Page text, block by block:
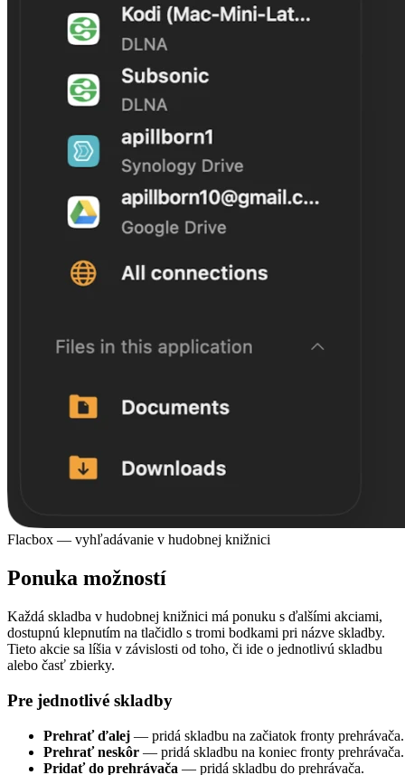
Flacbox — vyhľadávanie v hudobnej knižnici
Ponuka možností
Každá skladba v hudobnej knižnici má ponuku s ďalšími akciami,
dostupnú klepnutím na tlačidlo s tromi bodkami pri názve skladby.
Tieto akcie sa líšia v závislosti od toho, či ide o jednotlivú skladbu
alebo časť zbierky.
Pre jednotlivé skladby
Prehrať ďalej — pridá skladbu na začiatok fronty prehrávača.
Prehrať neskôr — pridá skladbu na koniec fronty prehrávača.
Pridať do prehrávača — pridá skladbu do prehrávača.